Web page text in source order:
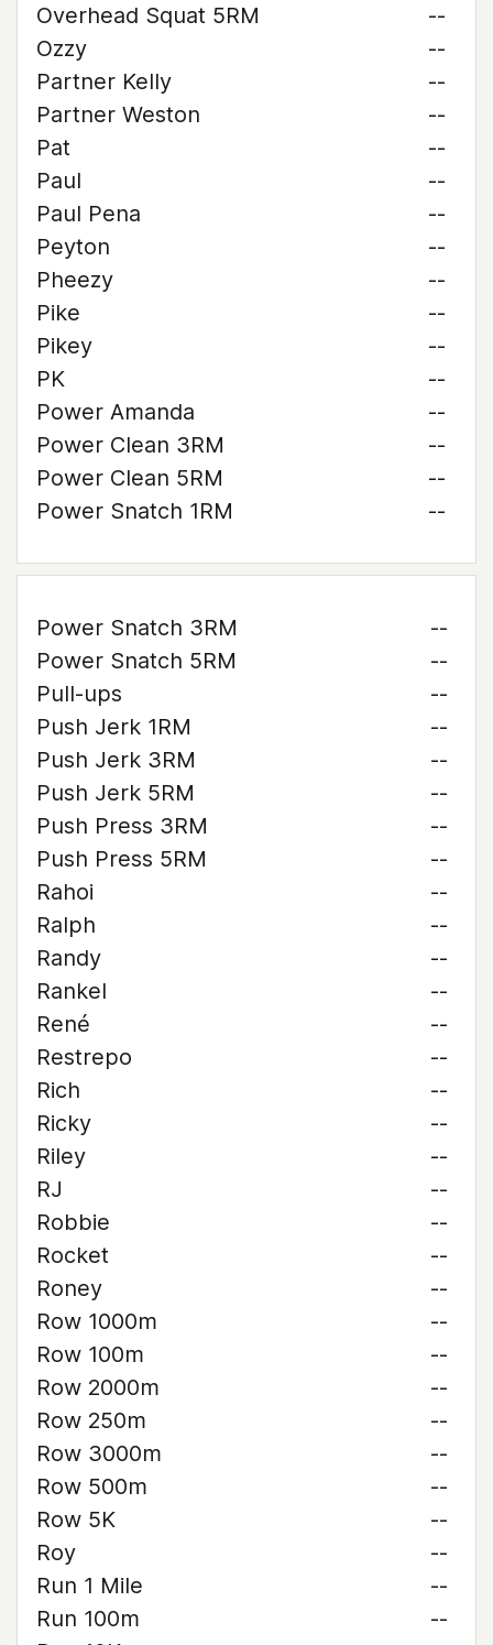
Overhead Squat 5RM
--
Ozzy
--
Partner Kelly
--
Partner Weston
--
Pat
--
Paul
--
Paul Pena
--
Peyton
--
Pheezy
--
Pike
--
Pikey
--
PK
--
Power Amanda
--
Power Clean 3RM
--
Power Clean 5RM
--
Power Snatch 1RM
--
Power Snatch 3RM
--
Power Snatch 5RM
--
Pull-ups
--
Push Jerk 1RM
--
Push Jerk 3RM
--
Push Jerk 5RM
--
Push Press 3RM
--
Push Press 5RM
--
Rahoi
--
Ralph
--
Randy
--
Rankel
--
René
--
Restrepo
--
Rich
--
Ricky
--
Riley
--
RJ
--
Robbie
--
Rocket
--
Roney
--
Row 1000m
--
Row 100m
--
Row 2000m
--
Row 250m
--
Row 3000m
--
Row 500m
--
Row 5K
--
Roy
--
Run 1 Mile
--
Run 100m
--